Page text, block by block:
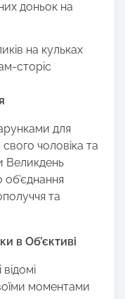
на кульках
сторіс
для
чоловіка та
Великдень
та
в Об’єктиві
моментами